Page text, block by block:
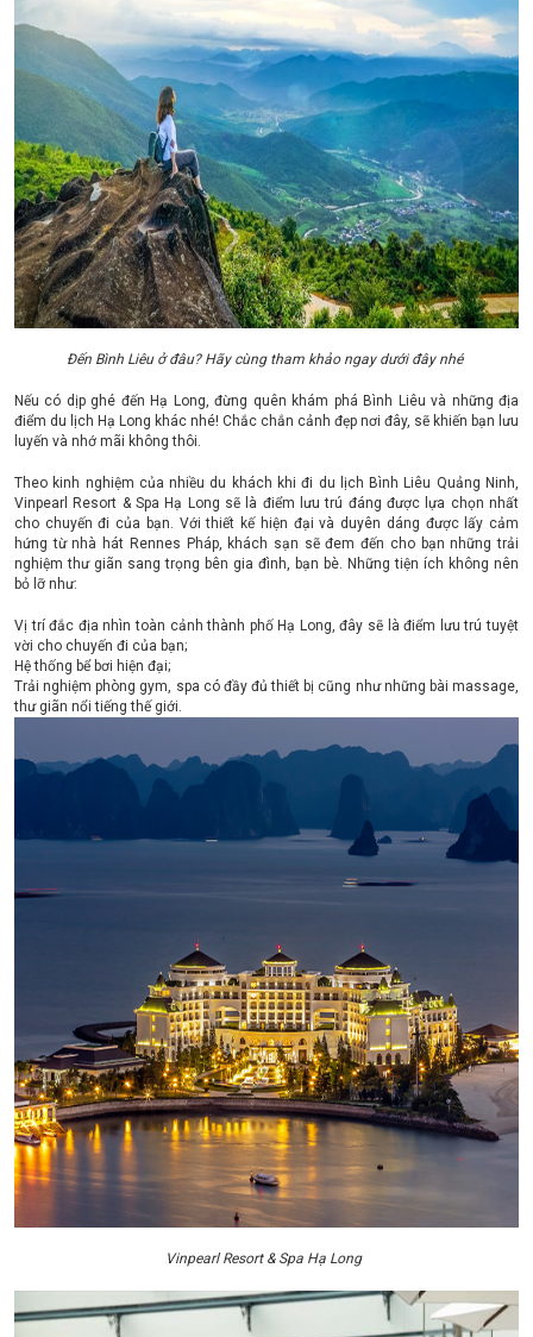
Đến Bình Liêu ở đâu? Hãy cùng tham khảo ngay dưới đây nhé
Nếu có dịp ghé đến Hạ Long, đừng quên khám phá Bình Liêu và những địa
điểm du lịch Hạ Long khác nhé! Chắc chắn cảnh đẹp nơi đây, sẽ khiến bạn lưu
luyến và nhớ mãi không thôi.
Theo kinh nghiệm của nhiều du khách khi đi du lịch Bình Liêu Quảng Ninh,
Vinpearl Resort & Spa Hạ Long sẽ là điểm lưu trú đáng được lựa chọn nhất
cho chuyến đi của bạn. Với thiết kế hiện đại và duyên dáng được lấy cảm
hứng từ nhà hát Rennes Pháp, khách sạn sẽ đem đến cho bạn những trải
nghiệm thư giãn sang trọng bên gia đình, bạn bè. Những tiện ích không nên
bỏ lỡ như:
Vị trí đắc địa nhìn toàn cảnh thành phố Hạ Long, đây sẽ là điểm lưu trú tuyệt
vời cho chuyến đi của bạn;
Hệ thống bể bơi hiện đại;
Trải nghiệm phòng gym, spa có đầy đủ thiết bị cũng như những bài massage,
thư giãn nổi tiếng thế giới.
Vinpearl Resort & Spa Hạ Long